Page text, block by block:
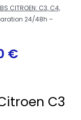
CITROEN: C3, C4,
24/48h –
€
C3